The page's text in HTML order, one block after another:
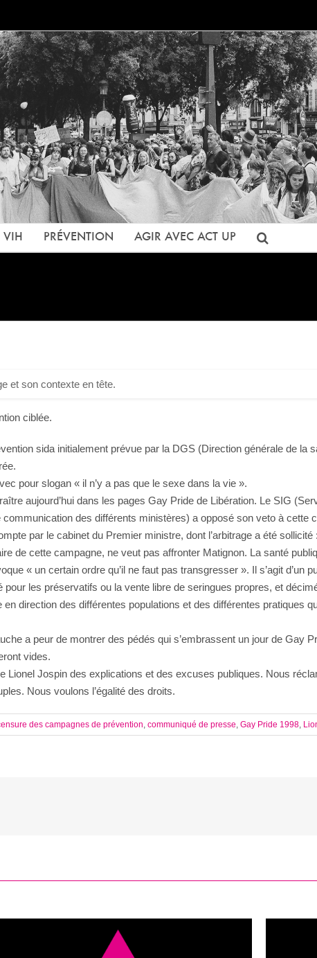
VIH PRÉVENTION AGIR AVEC ACT UP
et son contexte en tête.
ciblée.
sida initialement prévue par la DGS (Direction générale de la
pour slogan « il n’y a pas que le sexe dans la vie ».
aujourd’hui dans les pages Gay Pride de Libération. Le SIG
des différents ministères) a opposé son veto à cette
par le cabinet du Premier ministre, dont l’arbitrage a été sollicité
de cette campagne, ne veut pas affronter Matignon. La santé
« un certain ordre qu’il ne faut pas transgresser ». Il s’agit d’un
les préservatifs ou la vente libre de seringues propres, et
direction des différentes populations et des différentes pratiques
a peur de montrer des pédés qui s’embrassent un jour de Gay
vides.
Jospin des explications et des excuses publiques. Nous
Nous voulons l’égalité des droits.
des campagnes de prévention communiqué de presse Gay Pride 1998